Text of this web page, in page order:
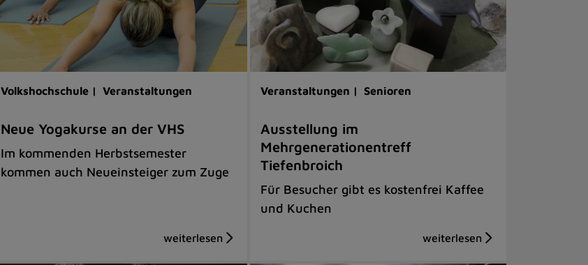
Volkshochschule | Veranstaltungen
Neue Yogakurse an der VHS
Im kommenden Herbstsemester
kommen auch Neueinsteiger zum Zuge
Veranstaltungen | Senioren
Ausstellung im
Mehrgenerationentreff
Tiefenbroich
Für Besucher gibt es kostenfrei Kaffee
und Kuchen